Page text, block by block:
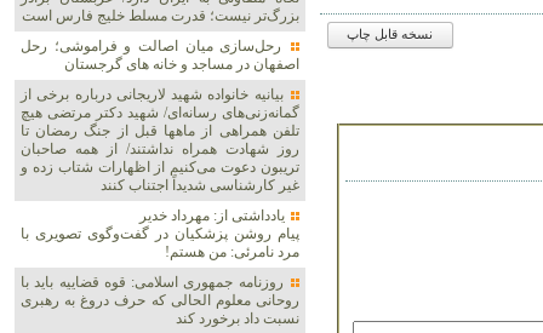
نسخه قابل چاپ
بزرگ‌تر نیست؛ قدرت مسلط خلیج فارس است
رحل‌سازی میان اصالت و فراموشی؛ رحل
اصفهان در مساجد و خانه های گرجستان
بیانیه خانواده شهید لاریجانی درباره برخی از
گمانه‌زنی‌های رسانه‌ای/ شهید دکتر مرتضی هیچ
تلفن همراهی از ماهها قبل از جنگ رمضان تا
روز شهادت همراه نداشتند/ از همه صاحبان
تریبون دعوت می‌کنیم از اظهارات شتاب زده و
غیر کارشناسی شدیداً اجتناب کنند
یادداشتی از: مهرداد خدیر
پیام روشن پزشکیان در گفت‌و‌گوی تصویری با
مرد نامرئی: من هستم!
روزنامه جمهوری اسلامی: قوه قضاییه باید با
روحانی معلوم الحالی که حرف دروغ به رهبری
نسبت داد برخورد کند